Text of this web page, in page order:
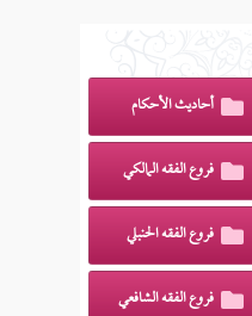
أحاديث الأحكام
فروع الفقه المالكي
فروع الفقه الحنبلي
فروع الفقه الشافعي